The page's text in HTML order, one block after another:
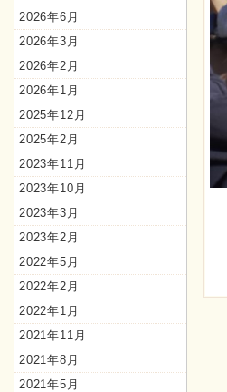
2026年6月
2026年3月
2026年2月
2026年1月
2025年12月
2025年2月
2023年11月
2023年10月
2023年3月
2023年2月
2022年5月
2022年2月
2022年1月
2021年11月
2021年8月
2021年5月